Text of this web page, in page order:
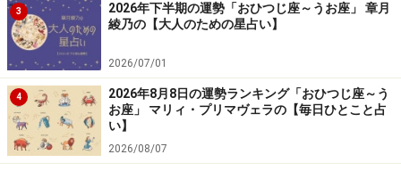
楽しみにしていた予定がドタキャンされそう。受け入れ
る準備を。
＞【今週の運勢】を占う
＞【10月の運勢】を占う
3
2026年下半期の運勢「おひつじ座～うお座」 章月
綾乃の【大人のための星占い】
2026/07/01
4
2026年8月8日の運勢ランキング「おひつじ座～う
お座」 マリィ・プリマヴェラの【毎日ひとこと占
い】
2026/08/07